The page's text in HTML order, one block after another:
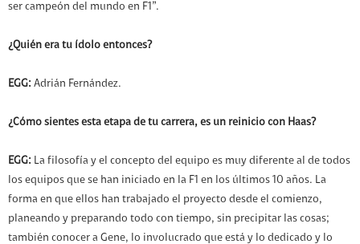
ser campeón del mundo en F1”.
¿Quién era tu ídolo entonces?
EGG: Adrián Fernández.
¿Cómo sientes esta etapa de tu carrera, es un reinicio con Haas?
EGG: La filosofía y el concepto del equipo es muy diferente al de todos
los equipos que se han iniciado en la F1 en los últimos 10 años. La
forma en que ellos han trabajado el proyecto desde el comienzo,
planeando y preparando todo con tiempo, sin precipitar las cosas;
también conocer a Gene, lo involucrado que está y lo dedicado y lo